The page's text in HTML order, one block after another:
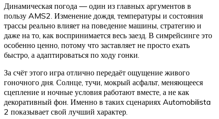
Динамическая погода — один из главных аргументов в
пользу AMS2. Изменение дождя, температуры и состояния
трассы реально влияет на поведение машины, стратегию и
даже на то, как воспринимается весь заезд. В симрейсинге это
особенно ценно, потому что заставляет не просто ехать
быстро, а адаптироваться по ходу гонки.
За счёт этого игра отлично передаёт ощущение живого
гоночного дня. Солнце, тучи, мокрый асфальт, меняющееся
сцепление и ночные условия работают вместе, а не как
декоративный фон. Именно в таких сценариях Automobilista
2 показывает свой лучший характер.